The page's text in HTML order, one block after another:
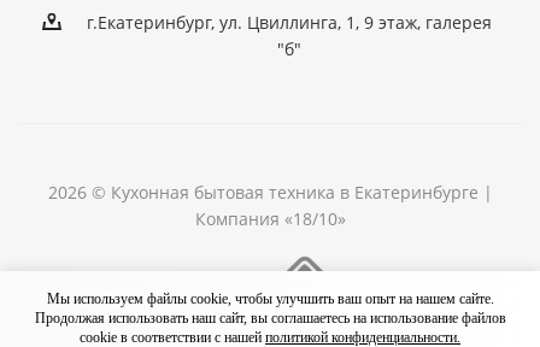
г.Екатеринбург, ул. Цвиллинга, 1, 9 этаж, галерея
"б"
2026 © Кухонная бытовая техника в Екатеринбурге |
Компания «18/10»
Мы используем файлы cookie, чтобы улучшить ваш опыт на нашем сайте.
Продолжая использовать наш сайт, вы соглашаетесь на использование файлов
cookie в соответствии с нашей политикой конфиденциальности.